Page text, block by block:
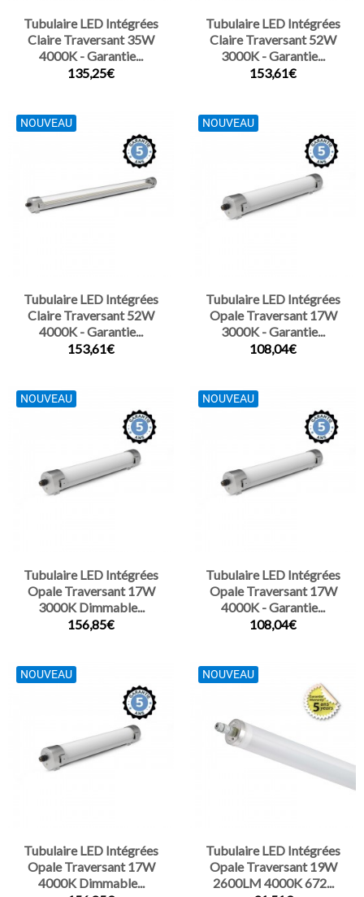
Tubulaire LED Intégrées
Claire Traversant 35W
4000K - Garantie...
135,25€
Tubulaire LED Intégrées
Claire Traversant 52W
3000K - Garantie...
153,61€
NOUVEAU
Tubulaire LED Intégrées
Claire Traversant 52W
4000K - Garantie...
153,61€
NOUVEAU
Tubulaire LED Intégrées
Opale Traversant 17W
3000K - Garantie...
108,04€
NOUVEAU
Tubulaire LED Intégrées
Opale Traversant 17W
3000K Dimmable...
156,85€
NOUVEAU
Tubulaire LED Intégrées
Opale Traversant 17W
4000K - Garantie...
108,04€
NOUVEAU
Tubulaire LED Intégrées
Opale Traversant 17W
4000K Dimmable...
NOUVEAU
Tubulaire LED Intégrées
Opale Traversant 19W
2600LM 4000K 672...